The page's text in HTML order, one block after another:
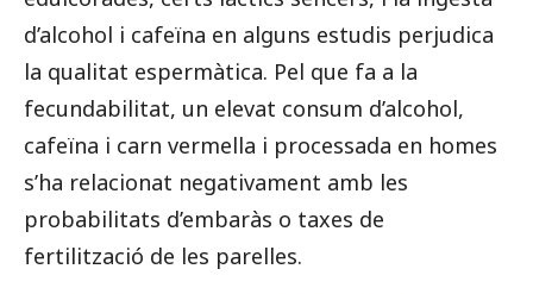
d’alcohol i cafeïna en alguns estudis perjudica
la qualitat espermàtica. Pel que fa a la
fecundabilitat, un elevat consum d’alcohol,
cafeïna i carn vermella i processada en homes
s’ha relacionat negativament amb les
probabilitats d’embaràs o taxes de
fertilització de les parelles.